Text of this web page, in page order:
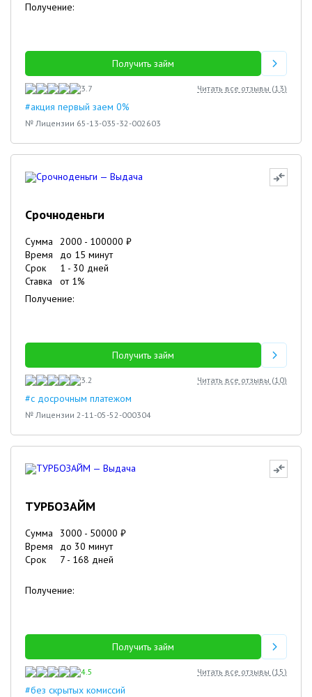
Получение:
Получить займ
3.7 Читать все отзывы (13)
#акция первый заем 0%
№ Лицензии 65-13-035-32-002603
Срочноденьги
Сумма 2000 - 100000 ₽
Время
до 15 минут
Срок
1 - 30 дней
Ставка
от 1%
Получение:
Получить займ
3.2 Читать все отзывы (10)
#с досрочным платежом
№ Лицензии 2-11-05-52-000304
ТУРБОЗАЙМ
Сумма 3000 - 50000 ₽
Время
до 30 минут
Срок
7 - 168 дней
Получение:
Получить займ
4.5 Читать все отзывы (15)
#без скрытых комиссий